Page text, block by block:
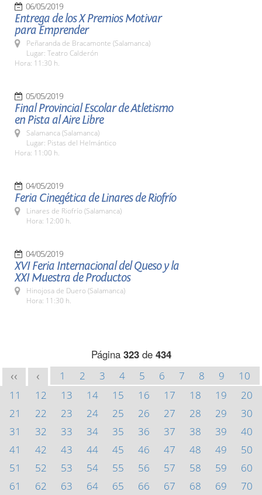
06/05/2019
Entrega de los X Premios Motivar
para Emprender
Peñaranda de Bracamonte (Salamanca)
Lugar: Teatro Calderón
Hora: 11:30 h.
05/05/2019
Final Provincial Escolar de Atletismo
en Pista al Aire Libre
Salamanca (Salamanca)
Lugar: Pistas del Helmántico
Hora: 11:00 h.
04/05/2019
Feria Cinegética de Linares de Riofrío
Linares de Riofrío (Salamanca)
Hora: 12:00 h.
04/05/2019
XVI Feria Internacional del Queso y la
XXI Muestra de Productos
Hinojosa de Duero (Salamanca)
Hora: 11:30 h.
Página 323de 434
<< < 1 2 3 4 5 6 7 8 9
10
11
12 13 14 15 16 17 18 19
20
21
22 23 24 25 26 27 28 29
30
31
32 33 34 35 36 37 38 39
40
41
42 43 44 45 46 47 48 49
50
51
52 53 54 55 56 57 58 59
60
61
62 63 64 65 66 67 68 69
70